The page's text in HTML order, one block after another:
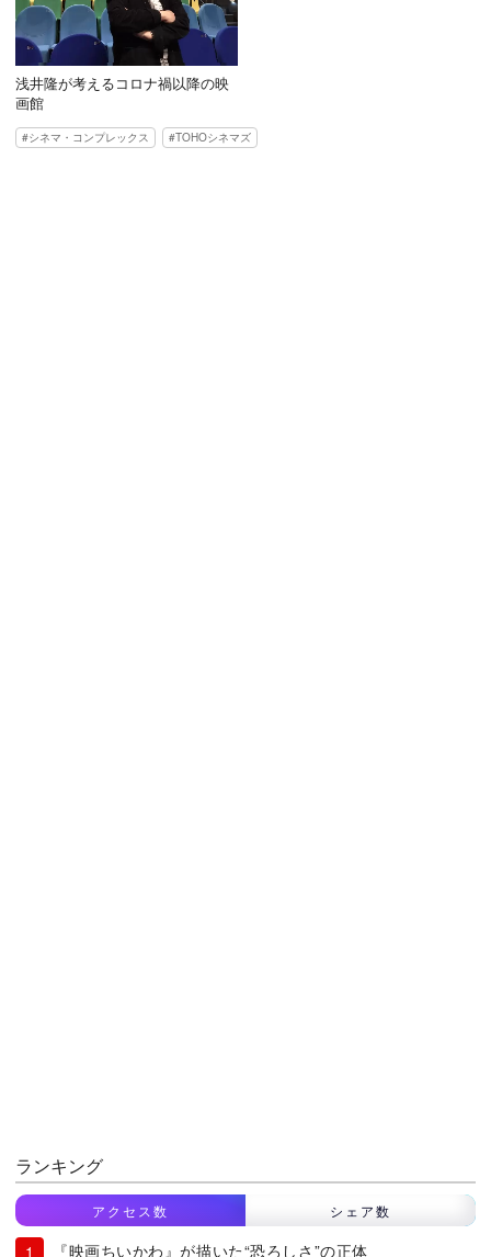
浅井隆が考えるコロナ禍以降の映
画館
シネマ・コンプレックス TOHOシネマズ
ランキング
アクセス数 シェア数
『映画ちいかわ』が描いた“恐ろしさ”の正体